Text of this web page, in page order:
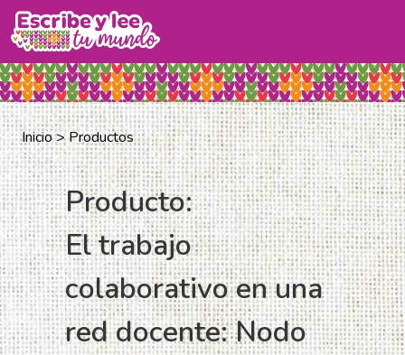
Inicio >Productos
Producto:
El trabajo
colaborativo en una
red docente: Nodo